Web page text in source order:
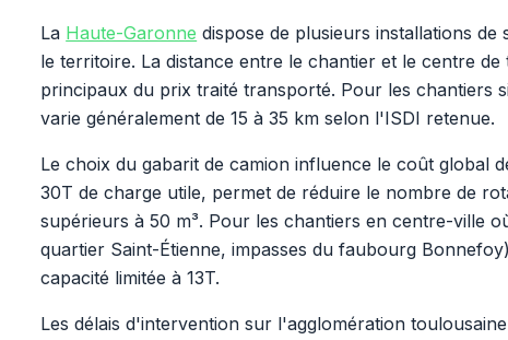
La Haute-Garonne dispose de plusieurs installations
le territoire. La distance entre le chantier et le centre
principaux du prix traité transporté. Pour les chantiers
varie généralement de 15 à 35 km selon l'ISDI retenue.
Le choix du gabarit de camion influence le coût global
30T de charge utile, permet de réduire le nombre de
supérieurs à 50 m³. Pour les chantiers en centre-ville
quartier Saint-Étienne, impasses du faubourg
capacité limitée à 13T.
Les délais d'intervention sur l'agglomération